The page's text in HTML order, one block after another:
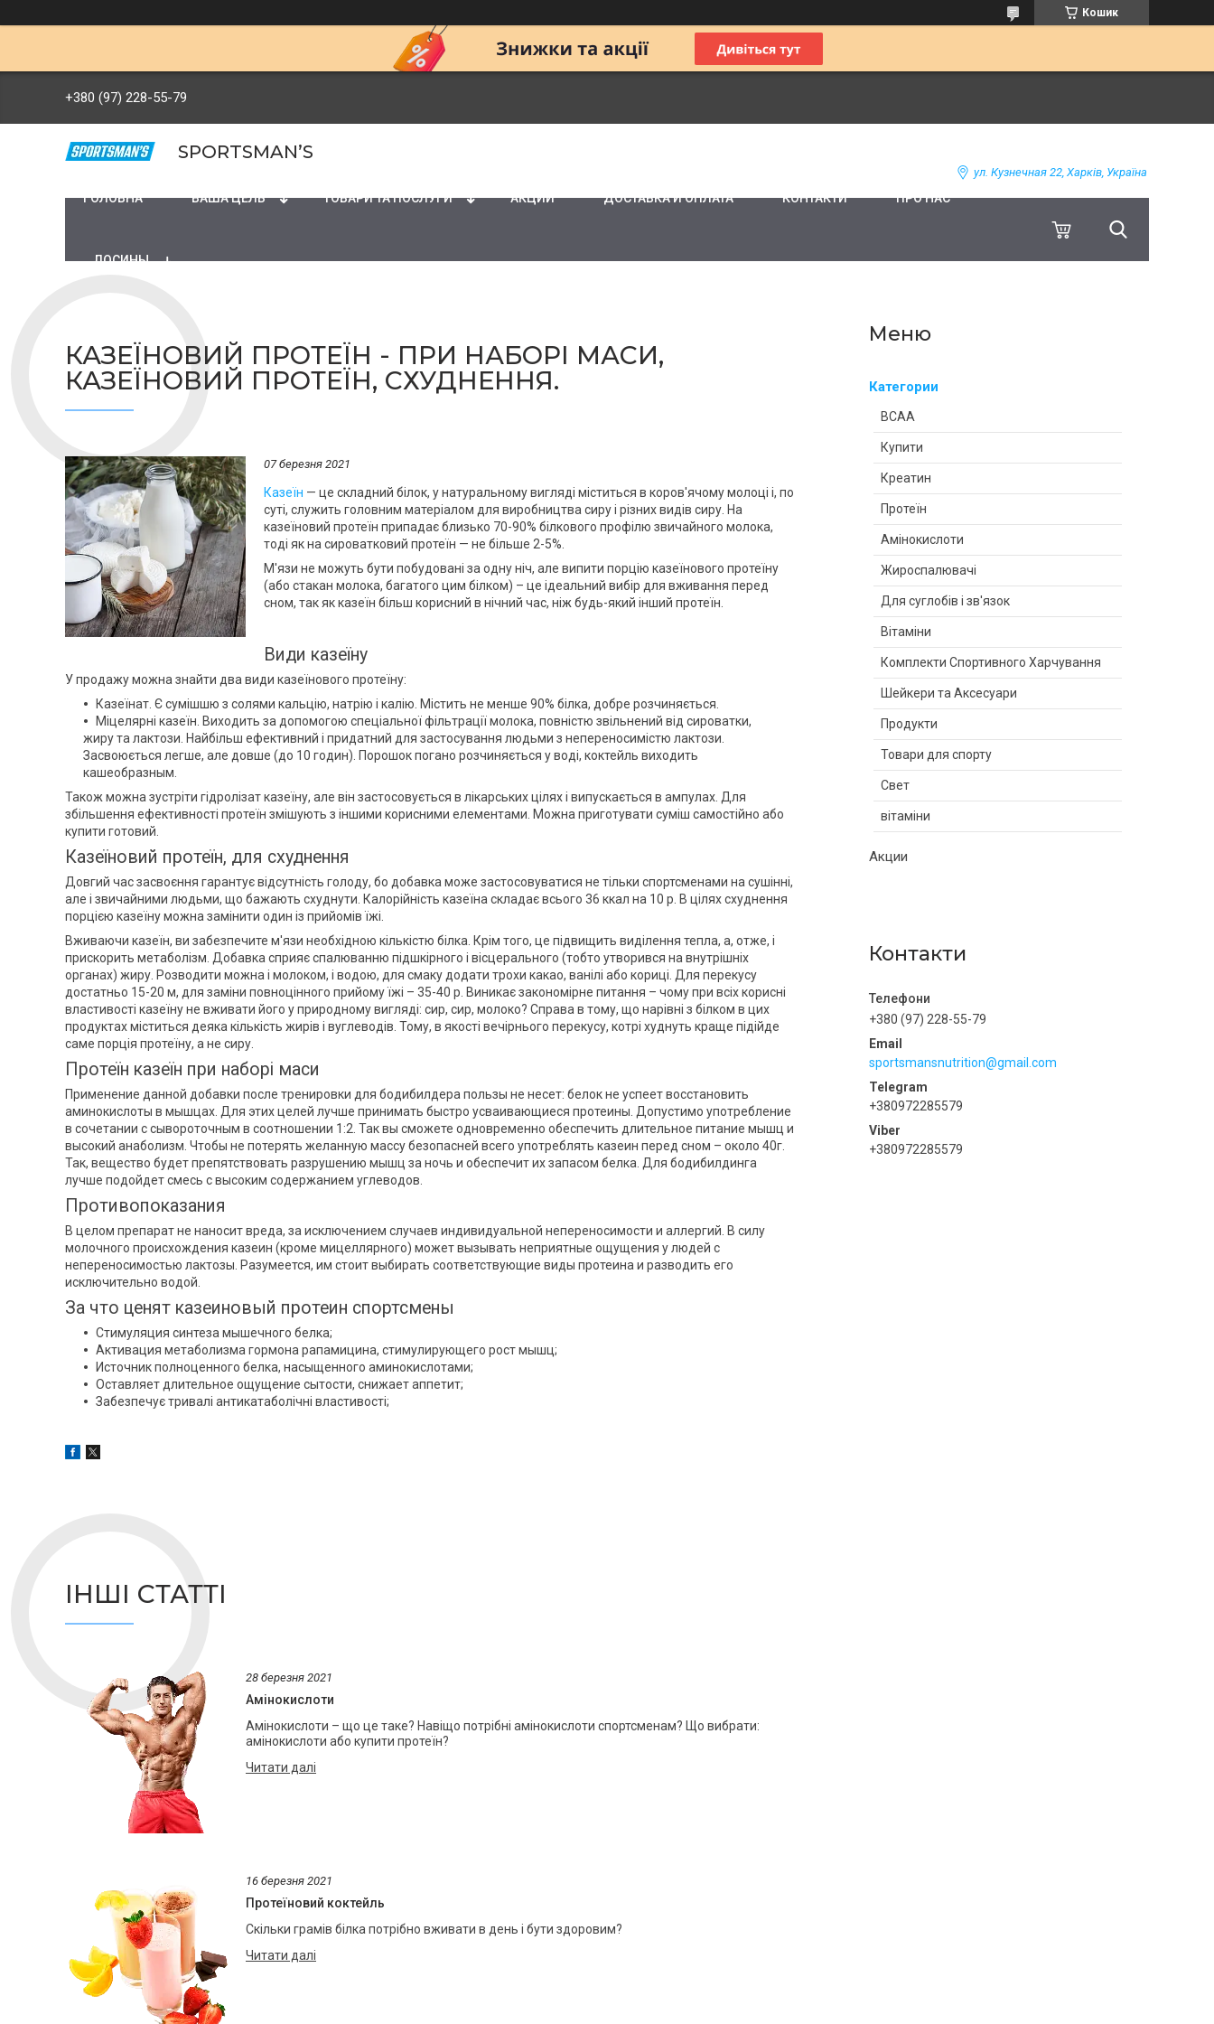
Кошик
+380 (97) 228-55-79
SPORTSMAN’S
ул. Кузнечная 22, Харків, Україна
ГОЛОВНА ВАША ЦЕЛЬ ТОВАРИ ТА ПОСЛУГИ АКЦИИ ДОСТАВКА И ОПЛАТА КОНТАКТИ ПРО НАС
ЛОСИНЫ
Категории
BCAA
Купити
Креатин
Протеїн
Амінокислоти
Жироспалювачі
Для суглобів і зв'язок
Вітаміни
Комплекти Спортивного Харчування
Шейкери та Аксесуари
Продукти
Товари для спорту
Свет
вітаміни
Акции
Контакти
+380 (97) 228-55-79
sportsmansnutrition@gmail.com
+380972285579
+380972285579
КАЗЕЇНОВИЙ ПРОТЕЇН - ПРИ НАБОРІ МАСИ,
КАЗЕЇНОВИЙ ПРОТЕЇН, СХУДНЕННЯ.
07 березня 2021
Казеїн — це складний білок, у натуральному вигляді міститься в коров'ячому молоці і, по
суті, служить головним матеріалом для виробництва сиру і різних видів сиру. На
казеїновий протеїн припадає близько 70-90% білкового профілю звичайного молока,
тоді як на сироватковий протеїн — не більше 2-5%.
М'язи не можуть бути побудовані за одну ніч, але випити порцію казеїнового протеїну
(або стакан молока, багатого цим білком) – це ідеальний вибір для вживання перед
сном, так як казеїн більш корисний в нічний час, ніж будь-який інший протеїн.
Види казеїну
У продажу можна знайти два види казеїнового протеїну:
Казеїнат. Є сумішшю з солями кальцію, натрію і калію. Містить не менше 90% білка, добре розчиняється.
Міцелярні казеїн. Виходить за допомогою спеціальної фільтрації молока, повністю звільнений від сироватки,
жиру та лактози. Найбільш ефективний і придатний для застосування людьми з непереносимістю лактози.
Засвоюється легше, але довше (до 10 годин). Порошок погано розчиняється у воді, коктейль виходить
кашеобразным.
Також можна зустріти гідролізат казеїну, але він застосовується в лікарських цілях і випускається в ампулах. Для
збільшення ефективності протеїн змішують з іншими корисними елементами. Можна приготувати суміш самостійно або
купити готовий.
Казеїновий протеїн, для схуднення
Довгий час засвоєння гарантує відсутність голоду, бо добавка може застосовуватися не тільки спортсменами на сушінні,
але і звичайними людьми, що бажають схуднути. Калорійність казеїна складає всього 36 ккал на 10 р. В цілях схуднення
порцією казеїну можна замінити один із прийомів їжі.
Вживаючи казеїн, ви забезпечите м'язи необхідною кількістю білка. Крім того, це підвищить виділення тепла, а, отже, і
прискорить метаболізм. Добавка сприяє спалюванню підшкірного і вісцерального (тобто утворився на внутрішніх
органах) жиру. Розводити можна і молоком, і водою, для смаку додати трохи какао, ванілі або кориці. Для перекусу
достатньо 15-20 м, для заміни повноцінного прийому їжі – 35-40 р. Виникає закономірне питання – чому при всіх корисні
властивості казеїну не вживати його у природному вигляді: сир, сир, молоко? Справа в тому, що нарівні з білком в цих
продуктах міститься деяка кількість жирів і вуглеводів. Тому, в якості вечірнього перекусу, котрі худнуть краще підійде
саме порція протеїну, а не сиру.
Протеїн казеїн при наборі маси
Применение данной добавки после тренировки для бодибилдера пользы не несет: белок не успеет восстановить
аминокислоты в мышцах. Для этих целей лучше принимать быстро усваивающиеся протеины. Допустимо употребление
в сочетании с сывороточным в соотношении 1:2. Так вы сможете одновременно обеспечить длительное питание мышц и
высокий анаболизм. Чтобы не потерять желанную массу безопасней всего употреблять казеин перед сном – около 40г.
Так, вещество будет препятствовать разрушению мышц за ночь и обеспечит их запасом белка. Для бодибилдинга
лучше подойдет смесь с высоким содержанием углеводов.
Противопоказания
В целом препарат не наносит вреда, за исключением случаев индивидуальной непереносимости и аллергий. В силу
молочного происхождения казеин (кроме мицеллярного) может вызывать неприятные ощущения у людей с
непереносимостью лактозы. Разумеется, им стоит выбирать соответствующие виды протеина и разводить его
исключительно водой.
За что ценят казеиновый протеин спортсмены
Стимуляция синтеза мышечного белка;
Активация метаболизма гормона рапамицина, стимулирующего рост мышц;
Источник полноценного белка, насыщенного аминокислотами;
Оставляет длительное ощущение сытости, снижает аппетит;
Забезпечує тривалі антикатаболічні властивості;
ІНШІ СТАТТІ
28 березня 2021
Амінокислоти
Амінокислоти – що це таке? Навіщо потрібні амінокислоти спортсменам? Що вибрати:
амінокислоти або купити протеїн?
16 березня 2021
Протеїновий коктейль
Скільки грамів білка потрібно вживати в день і бути здоровим?